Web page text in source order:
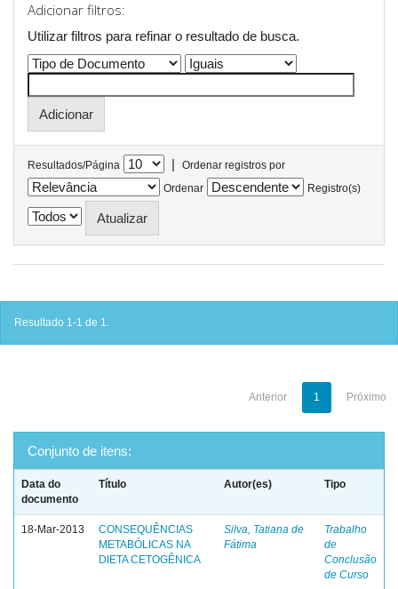
Adicionar filtros:
Utilizar filtros para refinar o resultado de busca.
Resultados/Página |
Ordenar registros por
Ordenar
Registro(s)
Resultado 1-1 de 1.
Anterior 1 Próximo
Conjunto de itens:
Data do
documento
Título Autor(es) Tipo
18-Mar-2013
CONSEQUÊNCIAS
METABÓLICAS NA
DIETA CETOGÊNICA
Silva, Tatiana de
Fátima
Trabalho
de
Conclusão
de Curso